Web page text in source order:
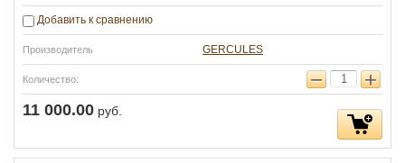
Добавить к сравнению
Производитель GERCULES
Количество: − +
11 000.00 руб.